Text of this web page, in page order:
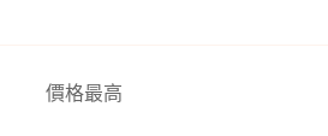
價格最高